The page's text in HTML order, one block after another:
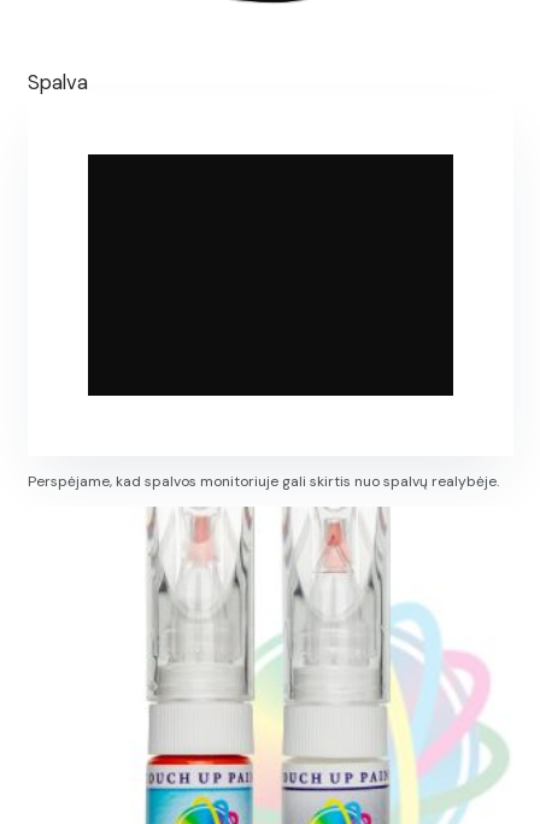
Spalva
Perspėjame, kad spalvos monitoriuje gali skirtis nuo spalvų realybėje.